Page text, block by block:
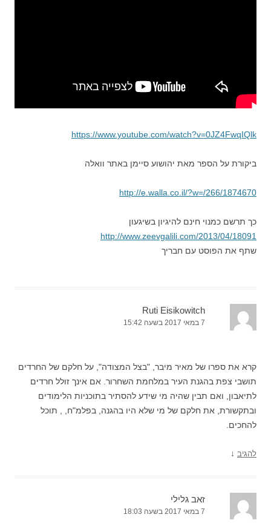
https://www.youtube.com/watch?v=0JZ4FwqIQlk
ביקורת על הספר מאת יהושוע סיימן באתר וואלה
http://e.walla.co.il/?w=/266/1874670
כך תרשם כמנוי חינם להיגיון בשיגעון
http://www.zeevgalili.com/2013/04/18091
שתף את הפוסט עם חבריך
Ruti Eisikowitch
7 במאי 2017 בשעה 15:42
קרא את ספרו של מאיר מיבר, "בצל המצודה", על חלקם של החרדים
תושבי צפת בהגנת העיר במלחמת השחרור. אם אינך זולל חרדים
לתיאבון, ואם תבין שהיה מי שידע להסתיר בתוכניות הלימודים
ובתקשורת, את חלקם של מי שלא היו בהגנה, בפלמ"ח, , תוכל
להחכים.
להגיב ↓
זאב גלילי
7 במאי 2017 בשעה 18:03